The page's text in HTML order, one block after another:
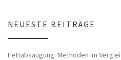
NEUESTE BEITRÄGE
Fettabsaugung: Methoden im